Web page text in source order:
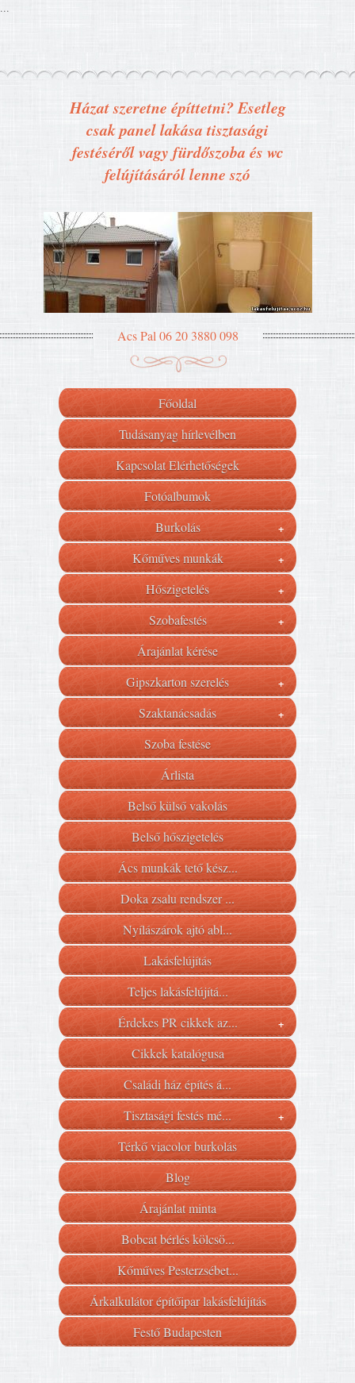
...
Házat szeretne építtetni? Esetleg
csak panel lakása tisztasági
festéséről vagy fürdőszoba és wc
felújításáról lenne szó
Acs Pal 06 20 3880 098
Főoldal
Tudásanyag hírlevélben
Kapcsolat Elérhetőségek
Fotóalbumok
Burkolás
+
Kőműves munkák +
Hőszigetelés +
Szobafestés +
Árajánlat kérése
Gipszkarton szerelés
+
Szaktanácsadás +
Szoba festése
Árlista
Belső külső vakolás
Belső hőszigetelés
Ács munkák tető kész...
Doka zsalu rendszer ...
Nyílászárok ajtó abl...
Lakásfelújítás
Teljes lakásfelújítá...
Érdekes PR cikkek az...
+
Cikkek katalógusa
Családi ház építés á...
Tisztasági festés mé...
+
Térkő viacolor burkolás
Blog
Árajánlat minta
Bobcat bérlés kölcsö...
Kőműves Pesterzsébet...
Árkalkulátor építőipar lakásfelújítás
Festő Budapesten